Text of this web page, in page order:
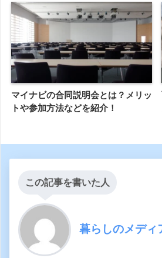
マイナビの合同説明会とは？メリッ
トや参加方法などを紹介！
この記事を書いた人
暮らしのメディ